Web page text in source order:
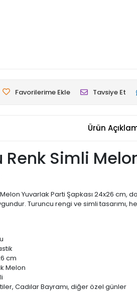
Favorilerime Ekle Tavsiye Et
Ürün
Renk Simli
Yuvarlak Parti Şapkası 24x26
Turuncu rengi ve simli tasarımı,
cm
Melon
Cadılar Bayramı, diğer özel günler